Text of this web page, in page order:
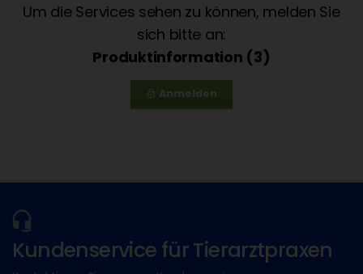
Um die Services sehen zu können, melden Sie
sich bitte an:
Produktinformation (3)
lock_outline Anmelden
Kundenservice für Tierarztpraxen